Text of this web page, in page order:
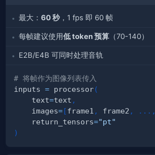
最大： 60 秒，1 fps 即 60 帧
每帧建议使用低 token 预算 （70-140）
E2B/E4B 可同时处理音轨
# 将帧作为图像列表传入
inputs = processor(
    text
=text ,
    images
=[frame1 , frame2 , . . . ,
    return_tensors
="pt"
)